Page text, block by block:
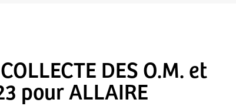
DES O.M. et
pour ALLAIRE